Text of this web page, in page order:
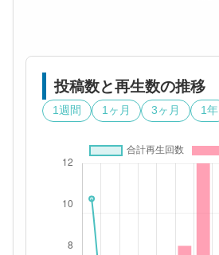
投稿数と再生数の推移
1週間 1ヶ月 3ヶ月 1年